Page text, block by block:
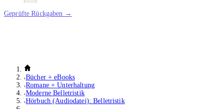
Geprüfte Rückgaben →
Bücher + eBooks
Romane + Unterhaltung
Moderne Belletristik
Hörbuch (Audiodatei): Belletristik